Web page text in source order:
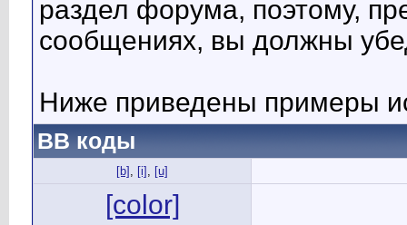
раздел форума, поэтому,
сообщениях, вы должны
Ниже приведены примеры
BB коды
[b] , [i] , [u]
[color]